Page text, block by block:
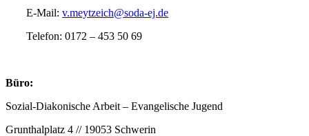
E‑Mail: v.meytzeich@soda-ej.de
Telefon: 0172 – 453 50 69
Büro:
Sozial-Diako­nische Arbeit – Evange­lische Jugend
Grunthal­platz 4 // 19053 Schwerin